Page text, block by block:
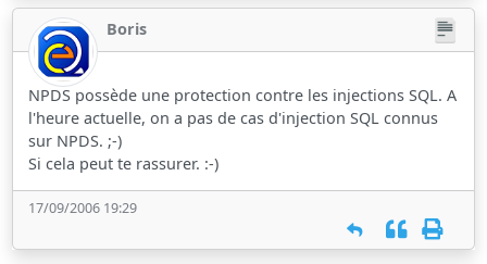
Boris
NPDS possède une protection contre les injections SQL. A
l'heure actuelle, on a pas de cas d'injection SQL connus
sur NPDS. ;-)
Si cela peut te rassurer. :-)
17/09/2006 19:29